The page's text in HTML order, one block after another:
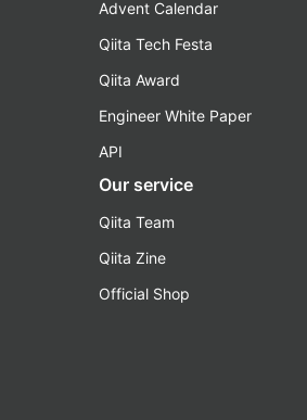
Advent Calendar
Qiita Tech Festa
Qiita Award
Engineer White Paper
API
Our service
Qiita Team
Qiita Zine
Official Shop